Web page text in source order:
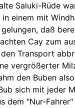
Saluki-Rüde
einem mit
daß
Cay zum
Transport
vergrößerter
den Buben
sich mit jeder
dem "Nur-